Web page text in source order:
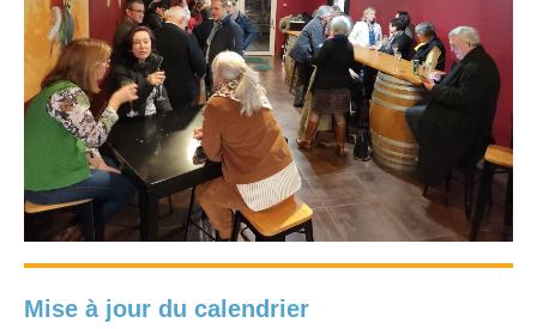
Mise à jour du calendrier